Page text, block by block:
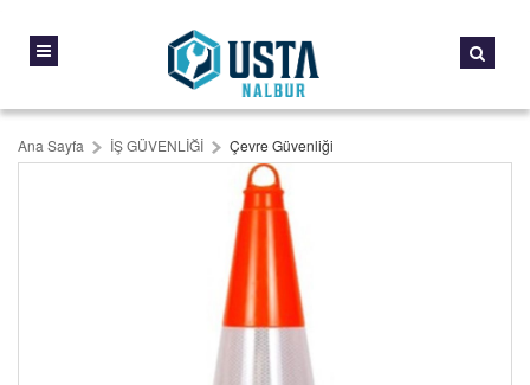
Ana Sayfa İŞ GÜVENLİĞİ Çevre Güvenliği